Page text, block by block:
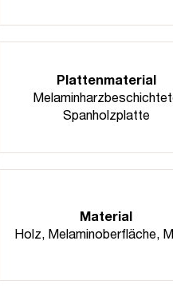
Plattenmaterial
Spanholzplatte
Material
Holz, Melaminoberfläche,